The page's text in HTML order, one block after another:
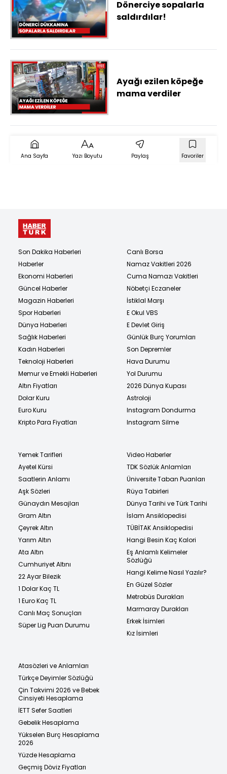
Dönerciye sopalarla
saldırdılar!
Ayağı ezilen köpeğe
mama verdiler
Ana Sayfa Yazı Boyutu Paylaş Favoriler
Son Dakika Haberleri
Haberler
Ekonomi Haberleri
Güncel Haberler
Magazin Haberleri
Spor Haberleri
Dünya Haberleri
Sağlık Haberleri
Kadın Haberleri
Teknoloji Haberleri
Memur ve Emekli Haberleri
Altın Fiyatları
Dolar Kuru
Euro Kuru
Kripto Para Fiyatları
Canlı Borsa
Namaz Vakitleri 2026
Cuma Namazı Vakitleri
Nöbetçi Eczaneler
İstiklal Marşı
E Okul VBS
E Devlet Giriş
Günlük Burç Yorumları
Son Depremler
Hava Durumu
Yol Durumu
2026 Dünya Kupası
Astroloji
Instagram Dondurma
Instagram Silme
Yemek Tarifleri
Ayetel Kürsi
Saatlerin Anlamı
Aşk Sözleri
Günaydın Mesajları
Gram Altın
Çeyrek Altın
Yarım Altın
Ata Altın
Cumhuriyet Altını
22 Ayar Bilezik
1 Dolar Kaç TL
1 Euro Kaç TL
Canlı Maç Sonuçları
Süper Lig Puan Durumu
Video Haberler
TDK Sözlük Anlamları
Üniversite Taban Puanları
Rüya Tabirleri
Dünya Tarihi ve Türk Tarihi
İslam Ansiklopedisi
TÜBİTAK Ansiklopedisi
Hangi Besin Kaç Kalori
Eş Anlamlı Kelimeler
Sözlüğü
Hangi Kelime Nasıl Yazılır?
En Güzel Sözler
Metrobüs Durakları
Marmaray Durakları
Erkek İsimleri
Kız İsimleri
Atasözleri ve Anlamları
Türkçe Deyimler Sözlüğü
Çin Takvimi 2026 ve Bebek
Cinsiyeti Hesaplama
İETT Sefer Saatleri
Gebelik Hesaplama
Yükselen Burç Hesaplama
2026
Yüzde Hesaplama
Geçmiş Döviz Fiyatları